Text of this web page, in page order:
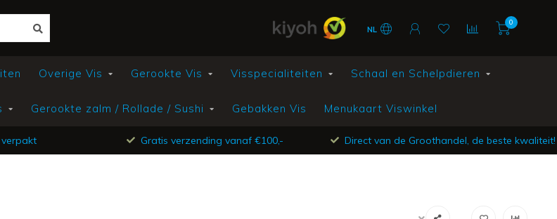
NL
0
Overige Vis Gerookte Vis Visspecialiteiten Schaal en Schelpdieren
Gerookte zalm / Rollade / Sushi Gebakken Vis Menukaart Viswinkel
Gratis verzending vanaf €100,- Direct van de Groothandel, de beste kwaliteit!